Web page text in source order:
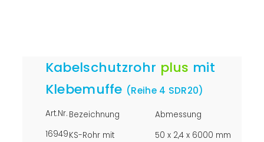
Kabelschutzrohr plus mit
Klebemuffe (Reihe 4 SDR20)
Art.Nr. Bezeichnung
Abmessung
16949KS-Rohr mit
50 x 2,4 x 6000 mm